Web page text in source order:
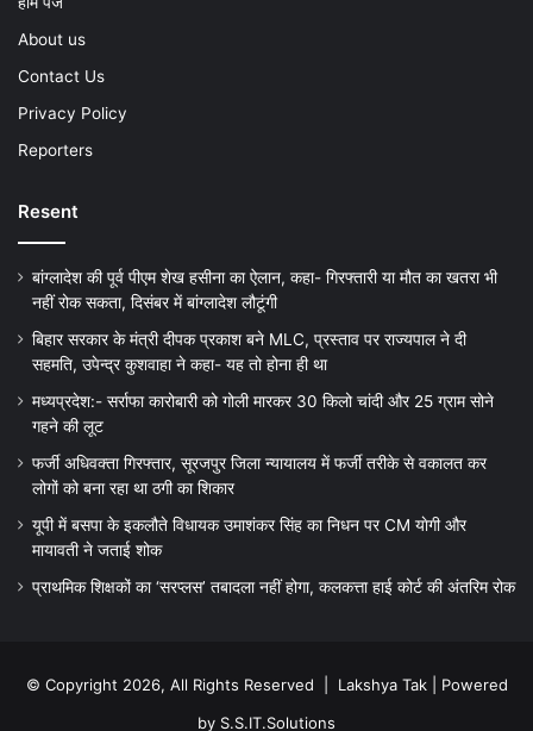
About us
Contact Us
Privacy Policy
Reporters
Resent
बांग्लादेश की पूर्व पीएम शेख हसीना का ऐलान, कहा- गिरफ्तारी या मौत का खतरा भी
नहीं रोक सकता, दिसंबर में बांग्लादेश लौटूंगी
बिहार सरकार के मंत्री दीपक प्रकाश बने MLC, प्रस्ताव पर राज्यपाल ने दी
सहमति, उपेन्द्र कुशवाहा ने कहा- यह तो होना ही था
मध्यप्रदेश:- सर्राफा कारोबारी को गोली मारकर 30 किलो चांदी और 25 ग्राम सोने
गहने की लूट
फर्जी अधिवक्ता गिरफ्तार, सूरजपुर जिला न्यायालय में फर्जी तरीके से वकालत कर
लोगों को बना रहा था ठगी का शिकार
यूपी में बसपा के इकलौते विधायक उमाशंकर सिंह का निधन पर CM याेगी और
मायावती ने जताई शोक
प्राथमिक शिक्षकों का ‘सरप्लस’ तबादला नहीं होगा, कलकत्ता हाई कोर्ट की अंतरिम रोक
© Copyright 2026, All Rights Reserved | Lakshya Tak| Powered
by S.S.IT.Solutions